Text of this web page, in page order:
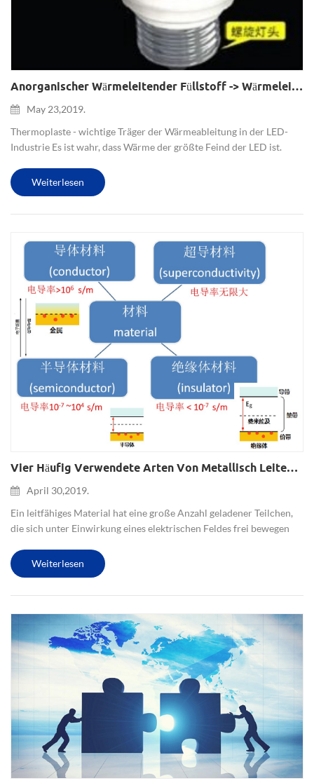
Anorganischer Wärmeleitender Füllstoff -> Wärmeleitende Kunststoffe -> Geführte Wärmeableitung
May 23,2019.
Thermoplaste - wichtige Träger der Wärmeableitung in der LED-
Industrie Es ist wahr, dass Wärme der größte Feind der LED ist.
Umwandlungseffizienz der LED ungefähr 54% (eine ideale
Schätzung) führen zu e...
Weiterlesen
Vier Häufig Verwendete Arten Von Metallisch Leitenden Pulvern
April 30,2019.
Ein leitfähiges Material hat eine große Anzahl geladener Teilchen,
die sich unter Einwirkung eines elektrischen Feldes frei bewegen
Leitermaterialien und supraleitenden Materialien. 1. reines S...
Weiterlesen